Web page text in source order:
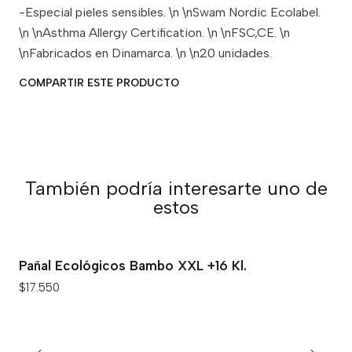
-Especial pieles sensibles. \n \nSwam Nordic Ecolabel.
\n \nAsthma Allergy Certification. \n \nFSC,CE. \n
\nFabricados en Dinamarca. \n \n20 unidades.
COMPARTIR ESTE PRODUCTO
También podría interesarte uno de
estos
Pañal Ecológicos Bambo XXL +16 Kl.
$17.550